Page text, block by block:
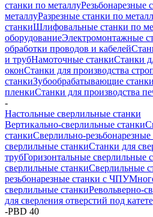
станки по металлуРезьбонарезные
металлуРазрезные станки по
станкиШлифовальные станки по
оборудованиеЭлектромонтажные
обработки проводов и кабелей
и трубНамоточные станкиСтанки
оконСтанки для производства
станкиЗубообрабатывающие станки
пленкиСтанки для производства
-
Настольные сверлильные станки
Вертикально-сверлильные станки
станкиСверлильно-резьбонарезные
сверлильные станкиСтанки для
трубГоризонтальные сверлильные
сверлильные станкиСверлильные
резьбонарезные станки с ЧПУ
сверлильные станкиРевольверно-
для сверления отверстий под
-PBD 40